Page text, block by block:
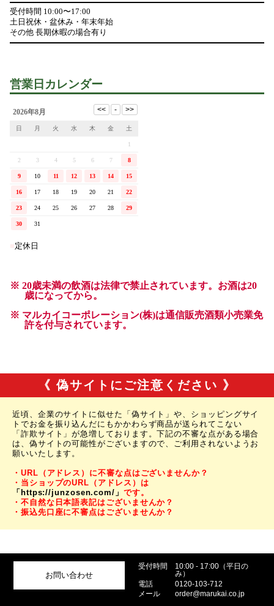
《 偽サイトにご注意ください 》
近頃、企業のサイトに似せた「偽サイト」や、ショッピングサイ
トでお金を振り込んだにもかかわらず商品が送られてこない
「詐欺サイト」が急増しております。下記の不審な点がある場合
は、偽サイトの可能性がございますので、ご利用されないようお
願いいたします。
・URL（アドレス）に不審な点はございませんか？
・当ショップのURL（アドレス）は
「https://junzosen.com/」 です。
・不自然な日本語表記はございませんか？
・振込先口座に不審点はございませんか？
お問い合わせ
受付時間
10:00 - 17:00（平日の
み）
電話
0120-103-712
メール
order@marukai.co.jp